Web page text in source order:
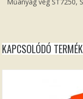
KAPCSOLÓDÓ